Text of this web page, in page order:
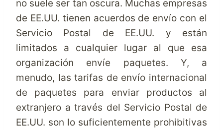
no suele ser tan oscura. Muchas empresas
de EE.UU. tienen acuerdos de envío con el
Servicio Postal de EE.UU. y están
limitados a cualquier lugar al que esa
organización envíe paquetes. Y, a
menudo, las tarifas de envío internacional
de paquetes para enviar productos al
extranjero a través del Servicio Postal de
EE.UU. son lo suficientemente prohibitivas